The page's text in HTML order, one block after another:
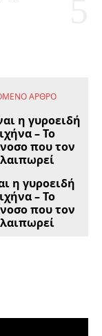
ΆΡΘΡΟ
η γυροειδή
– Το
που τον